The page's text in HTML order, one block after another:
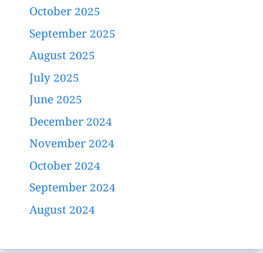
October 2025
September 2025
August 2025
July 2025
June 2025
December 2024
November 2024
October 2024
September 2024
August 2024